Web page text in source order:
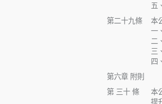
五
第二十九條
本
一
二
三
四
第六章 附則
第 三十 條
本
提